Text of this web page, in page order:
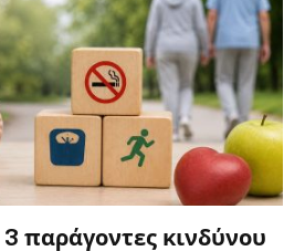
παράγοντες κινδύνου